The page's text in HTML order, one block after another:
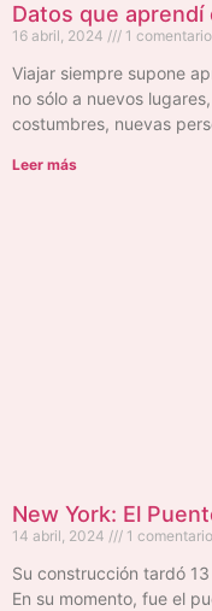
Datos que aprendí
16 abril, 2024 1 comentario
Viajar siempre supone
no sólo a nuevos
costumbres, nuevas
Leer más
New York: El
14 abril, 2024 1 comentario
Su construcción tardó
En su momento, fue el